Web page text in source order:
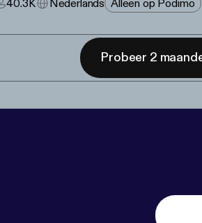
40.3K
Nederlands Alleen op Podimo
Probeer 2